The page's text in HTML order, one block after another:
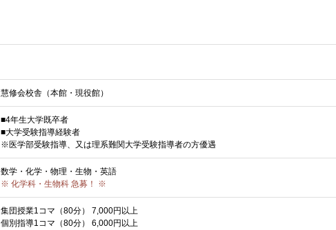
慧修会校舎（本館・現役館）
■4年生大学既卒者
■大学受験指導経験者
※医学部受験指導、又は理系難関大学受験指導者の方優遇
数学・化学・物理・生物・英語
※ 化学科・生物科 急募！ ※
集団授業1コマ（80分） 7,000円以上
個別指導1コマ（80分） 6,000円以上